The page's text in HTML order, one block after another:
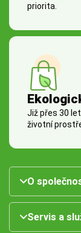
priorita.
Již přes 30
životní
O
Servis a